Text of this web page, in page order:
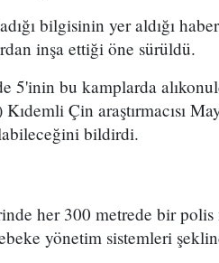
bilgisinin yer aldığı
inşa ettiği öne sürüldü.
5'inin bu kamplarda
Çin araştırmacısı
bildirdi.
her 300 metrede bir
yönetim sistemleri